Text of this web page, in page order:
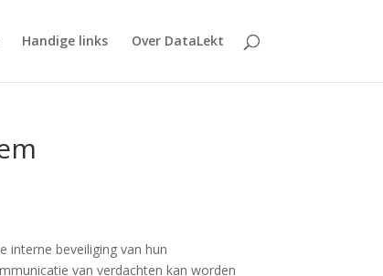
Handige links Over DataLekt
interne beveiliging van hun
van verdachten kan worden